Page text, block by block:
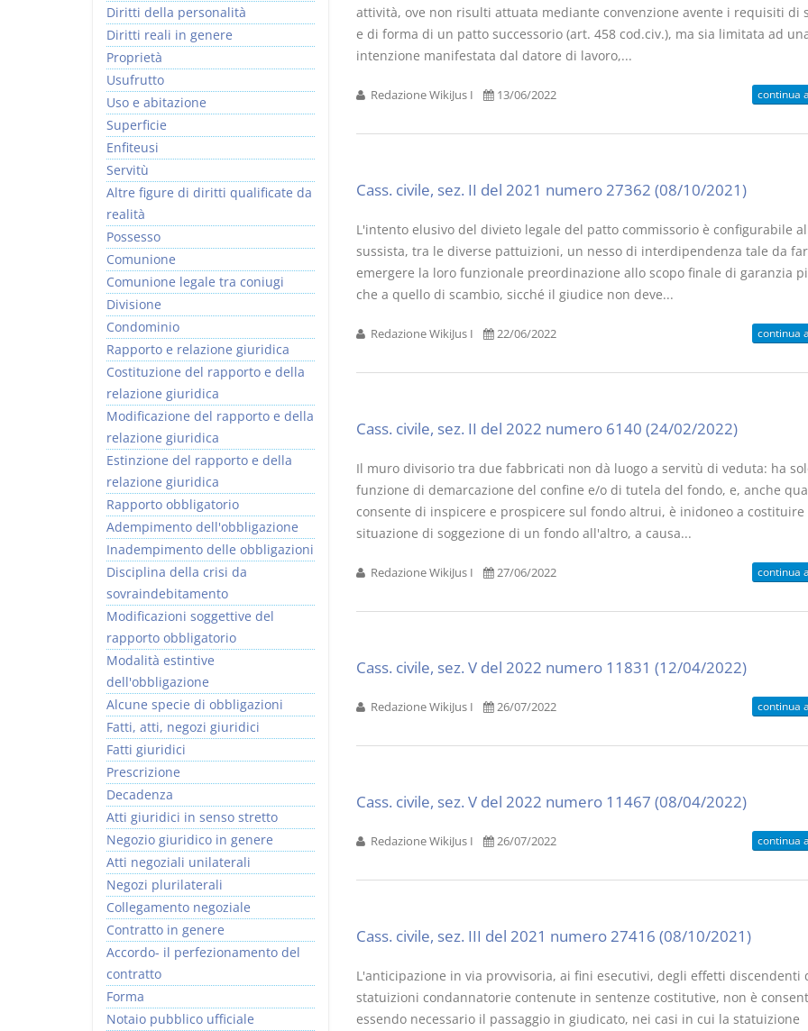
attività, ove non risulti attuata mediante convenzione avente i requisiti di
e di forma di un patto successorio (art. 458 cod.civ.), ma sia limitata ad
intenzione manifestata dal datore di lavoro,...
Redazione WikiJus I 13/06/2022 continua
Cass. civile, sez. II del 2021 numero 27362 (08/10/2021)
L'intento elusivo del divieto legale del patto commissorio è configurabile
sussista, tra le diverse pattuizioni, un nesso di interdipendenza tale da far
emergere la loro funzionale preordinazione allo scopo finale di garanzia
che a quello di scambio, sicché il giudice non deve...
Redazione WikiJus I 22/06/2022 continua
Cass. civile, sez. II del 2022 numero 6140 (24/02/2022)
Il muro divisorio tra due fabbricati non dà luogo a servitù di veduta: ha
funzione di demarcazione del confine e/o di tutela del fondo, e, anche
consente di inspicere e prospicere sul fondo altrui, è inidoneo a costituire
situazione di soggezione di un fondo all'altro, a causa...
Redazione WikiJus I 27/06/2022 continua
Cass. civile, sez. V del 2022 numero 11831 (12/04/2022)
Redazione WikiJus I 26/07/2022 continua
Cass. civile, sez. V del 2022 numero 11467 (08/04/2022)
Redazione WikiJus I 26/07/2022 continua
Cass. civile, sez. III del 2021 numero 27416 (08/10/2021)
L'anticipazione in via provvisoria, ai fini esecutivi, degli effetti discendenti
statuizioni condannatorie contenute in sentenze costitutive, non è
essendo necessario il passaggio in giudicato, nei casi in cui la statuizione
Diritti della personalità
Diritti reali in genere
Proprietà
Usufrutto
Uso e abitazione
Superficie
Enfiteusi
Servitù
Altre figure di diritti qualificate da
realità
Possesso
Comunione
Comunione legale tra coniugi
Divisione
Condominio
Rapporto e relazione giuridica
Costituzione del rapporto e della
relazione giuridica
Modificazione del rapporto e della
relazione giuridica
Estinzione del rapporto e della
relazione giuridica
Rapporto obbligatorio
Adempimento dell'obbligazione
Inadempimento delle obbligazioni
Disciplina della crisi da
sovraindebitamento
Modificazioni soggettive del
rapporto obbligatorio
Modalità estintive
dell'obbligazione
Alcune specie di obbligazioni
Fatti, atti, negozi giuridici
Fatti giuridici
Prescrizione
Decadenza
Atti giuridici in senso stretto
Negozio giuridico in genere
Atti negoziali unilaterali
Negozi plurilaterali
Collegamento negoziale
Contratto in genere
Accordo- il perfezionamento del
contratto
Forma
Notaio pubblico ufficiale